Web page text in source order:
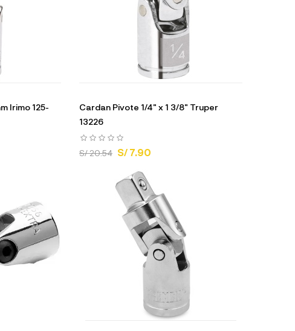
Irimo 125-
Cardan Pivote 1/4" x 1 3/8" Truper
13226
S/ 20.54 S/ 7.90